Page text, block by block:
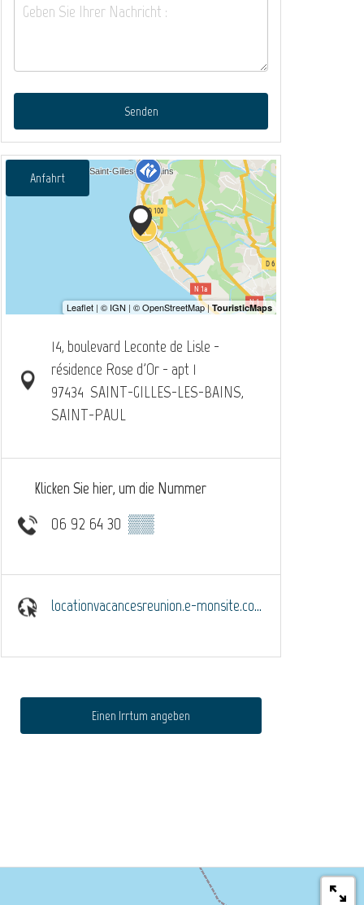
Senden
Anfahrt
14, boulevard Leconte de Lisle -
résidence Rose d'Or - apt 1
97434 SAINT-GILLES-LES-BAINS,
SAINT-PAUL
Klicken Sie hier, um die Nummer
06 92 64 30 ▒▒
locationvacancesreunion.e-monsite.com
Einen Irrtum angeben